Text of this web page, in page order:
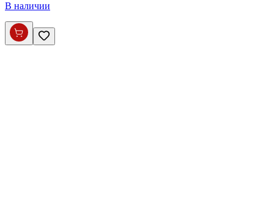
В наличии